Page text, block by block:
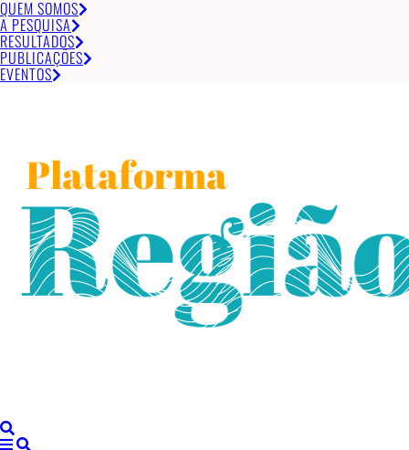
QUEM SOMOS
A PESQUISA
RESULTADOS
PUBLICAÇÕES
EVENTOS